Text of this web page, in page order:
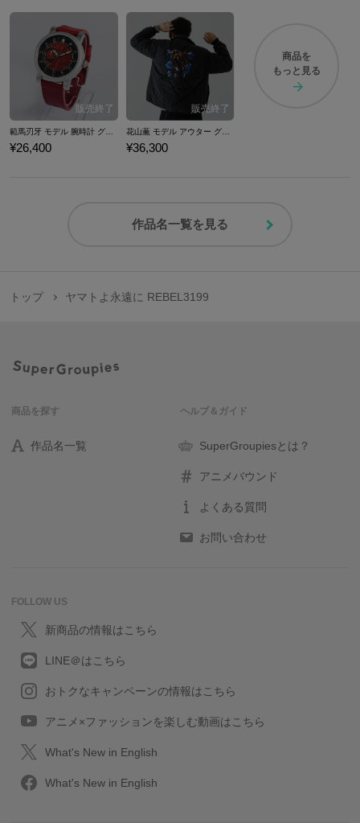
¥26,400
花山薫 モデル アウター グラップラー刃牙
¥36,300
商品を
もっと見る
作品名一覧を見る
トップ ヤマトよ永遠に REBEL3199
商品を探す
作品名一覧
ヘルプ＆ガイド
SuperGroupiesとは？
アニメバウンド
よくある質問
お問い合わせ
FOLLOW US
新商品の情報はこちら
LINE＠はこちら
おトクなキャンペーンの情報はこちら
アニメ×ファッションを楽しむ動画はこちら
What's New in English
What's New in English